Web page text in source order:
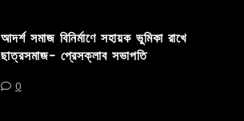
আদর্শ সমাজ বিনির্মাণে সহায়ক ভুমিকা রাখে
ছাত্রসমাজ- প্রেসক্লাব সভাপতি
0